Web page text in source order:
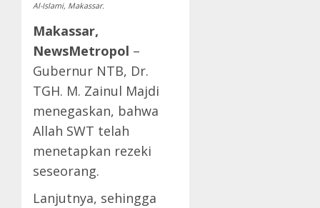
Al-Islami, Makassar.
Makassar,
NewsMetropol –
Gubernur NTB, Dr.
TGH. M. Zainul Majdi
menegaskan, bahwa
Allah SWT telah
menetapkan rezeki
seseorang.
Lanjutnya, sehingga